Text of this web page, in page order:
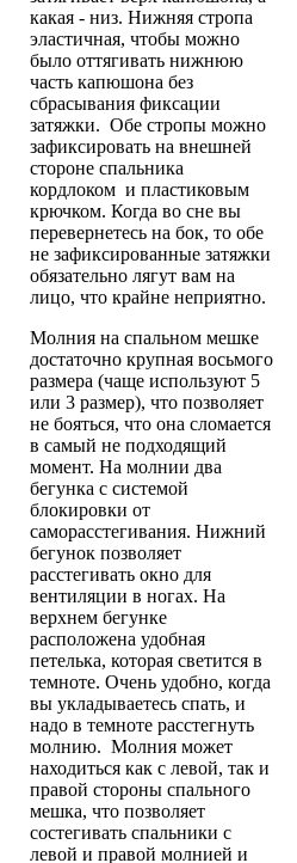
какая - низ. Нижняя стропа
эластичная, чтобы можно
было оттягивать нижнюю
часть капюшона без
сбрасывания фиксации
затяжки. Обе стропы можно
зафиксировать на внешней
стороне спальника
кордлоком и пластиковым
крючком. Когда во сне вы
перевернетесь на бок, то обе
не зафиксированные затяжки
обязательно лягут вам на
лицо, что крайне неприятно.
Молния на спальном мешке
достаточно крупная восьмого
размера (чаще используют 5
или 3 размер), что позволяет
не бояться, что она сломается
в самый не подходящий
момент. На молнии два
бегунка с системой
блокировки от
саморасстегивания. Нижний
бегунок позволяет
расстегивать окно для
вентиляции в ногах. На
верхнем бегунке
расположена удобная
петелька, которая светится в
темноте. Очень удобно, когда
вы укладываетесь спать, и
надо в темноте расстегнуть
молнию. Молния может
находиться как с левой, так и
правой стороны спального
мешка, что позволяет
состегивать спальники с
левой и правой молнией и